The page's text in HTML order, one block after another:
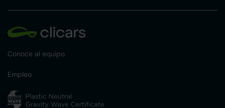
Conoce al equipo
Empleo